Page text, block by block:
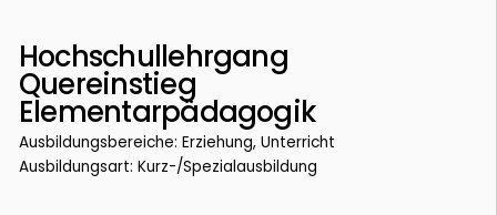
Hochschullehrgang
Quereinstieg
Elementarpädagogik
Ausbildungsbereiche: Erziehung, Unterricht
Ausbildungsart: Kurz-/Spezialausbildung